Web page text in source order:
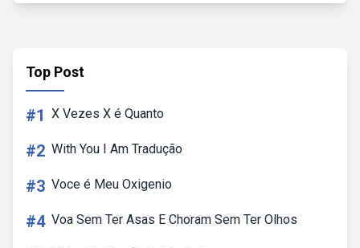
Top Post
#1 X Vezes X é Quanto
#2 With You I Am Tradução
#3 Voce é Meu Oxigenio
#4 Voa Sem Ter Asas E Choram Sem Ter Olhos